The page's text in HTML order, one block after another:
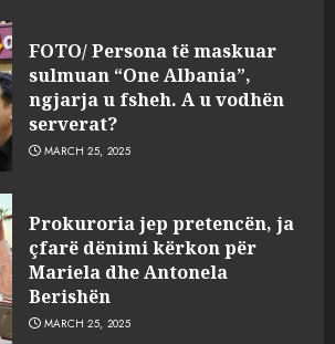
FOTO/ Persona të maskuar
sulmuan “One Albania”,
ngjarja u fsheh. A u vodhën
serverat?
MARCH 25, 2025
Prokuroria jep pretencën, ja
çfarë dënimi kërkon për
Mariela dhe Antonela
Berishën
MARCH 25, 2025